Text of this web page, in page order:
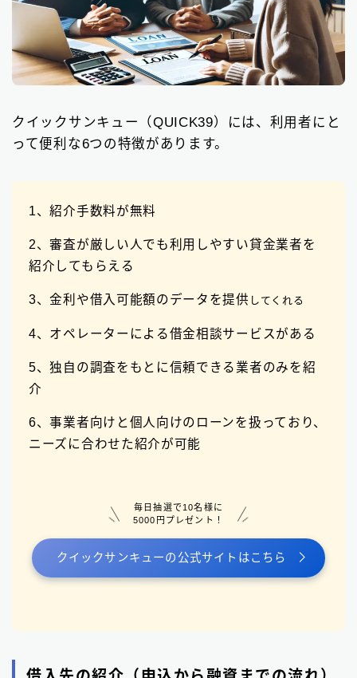
クイックサンキュー（QUICK39）には、利用者にと
って便利な6つの特徴があります。
1、紹介手数料が無料
2、審査が厳しい人でも利用しやすい貸金業者を
紹介してもらえる
3、金利や借入可能額のデータを提供 してくれる
4、オペレーターによる借金相談サービスがある
5、独自の調査をもとに信頼できる業者のみを紹
介
6、事業者向けと個人向けのローンを扱っており、
ニーズに合わせた紹介が可能
毎日抽選で10名様に
5000円プレゼント！
クイックサンキューの公式サイトはこちら